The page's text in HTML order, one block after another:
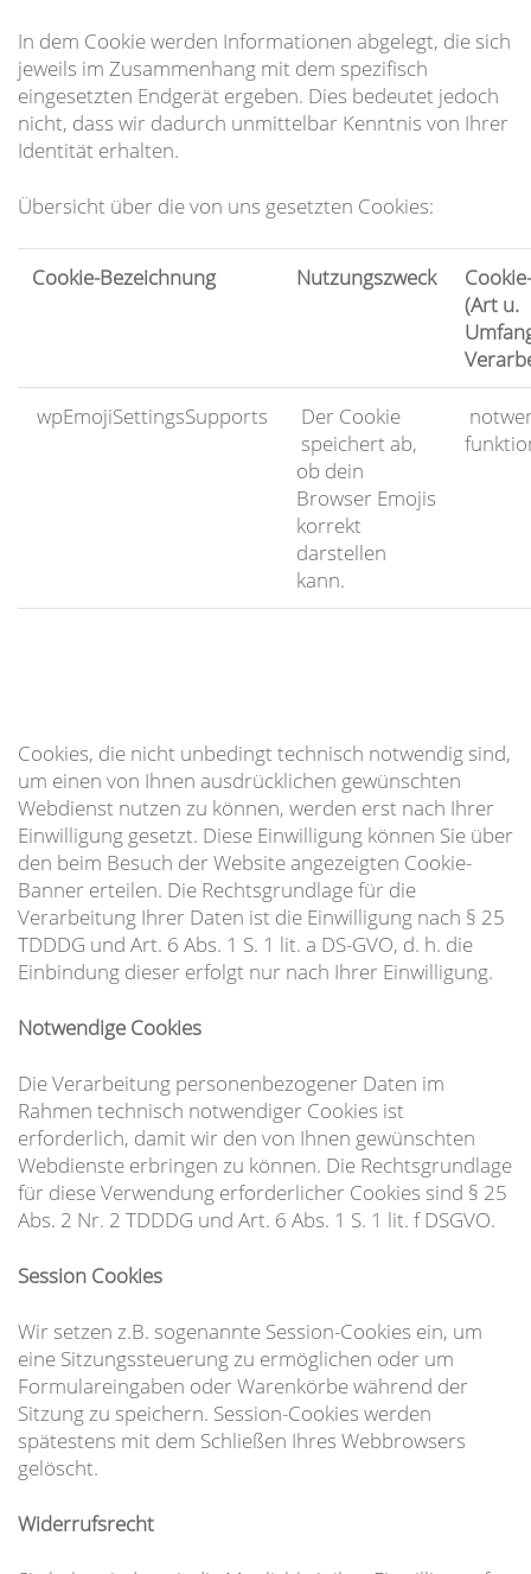
In dem Cookie werden Informationen abgelegt, die sich
jeweils im Zusammenhang mit dem spezifisch
eingesetzten Endgerät ergeben. Dies bedeutet jedoch
nicht, dass wir dadurch unmittelbar Kenntnis von Ihrer
Identität erhalten.
Übersicht über die von uns gesetzten Cookies:
Cookie-Bezeichnung Nutzungszweck
(Art u.
wpEmojiSettingsSupports
Der Cookie
speichert ab,
ob dein
Browser Emojis
korrekt
darstellen
kann.
Cookies, die nicht unbedingt technisch notwendig sind,
um einen von Ihnen ausdrücklichen gewünschten
Webdienst nutzen zu können, werden erst nach Ihrer
Einwilligung gesetzt. Diese Einwilligung können Sie über
den beim Besuch der Website angezeigten Cookie-
Banner erteilen. Die Rechtsgrundlage für die
Verarbeitung Ihrer Daten ist die Einwilligung nach § 25
TDDDG und Art. 6 Abs. 1 S. 1 lit. a DS-GVO, d. h. die
Einbindung dieser erfolgt nur nach Ihrer Einwilligung.
Notwendige Cookies
Die Verarbeitung personenbezogener Daten im
Rahmen technisch notwendiger Cookies ist
erforderlich, damit wir den von Ihnen gewünschten
Webdienste erbringen zu können. Die Rechtsgrundlage
für diese Verwendung erforderlicher Cookies sind § 25
Abs. 2 Nr. 2 TDDDG und Art. 6 Abs. 1 S. 1 lit. f DSGVO.
Session Cookies
Wir setzen z.B. sogenannte Session-Cookies ein, um
eine Sitzungssteuerung zu ermöglichen oder um
Formulareingaben oder Warenkörbe während der
Sitzung zu speichern. Session-Cookies werden
spätestens mit dem Schließen Ihres Webbrowsers
gelöscht.
Widerrufsrecht